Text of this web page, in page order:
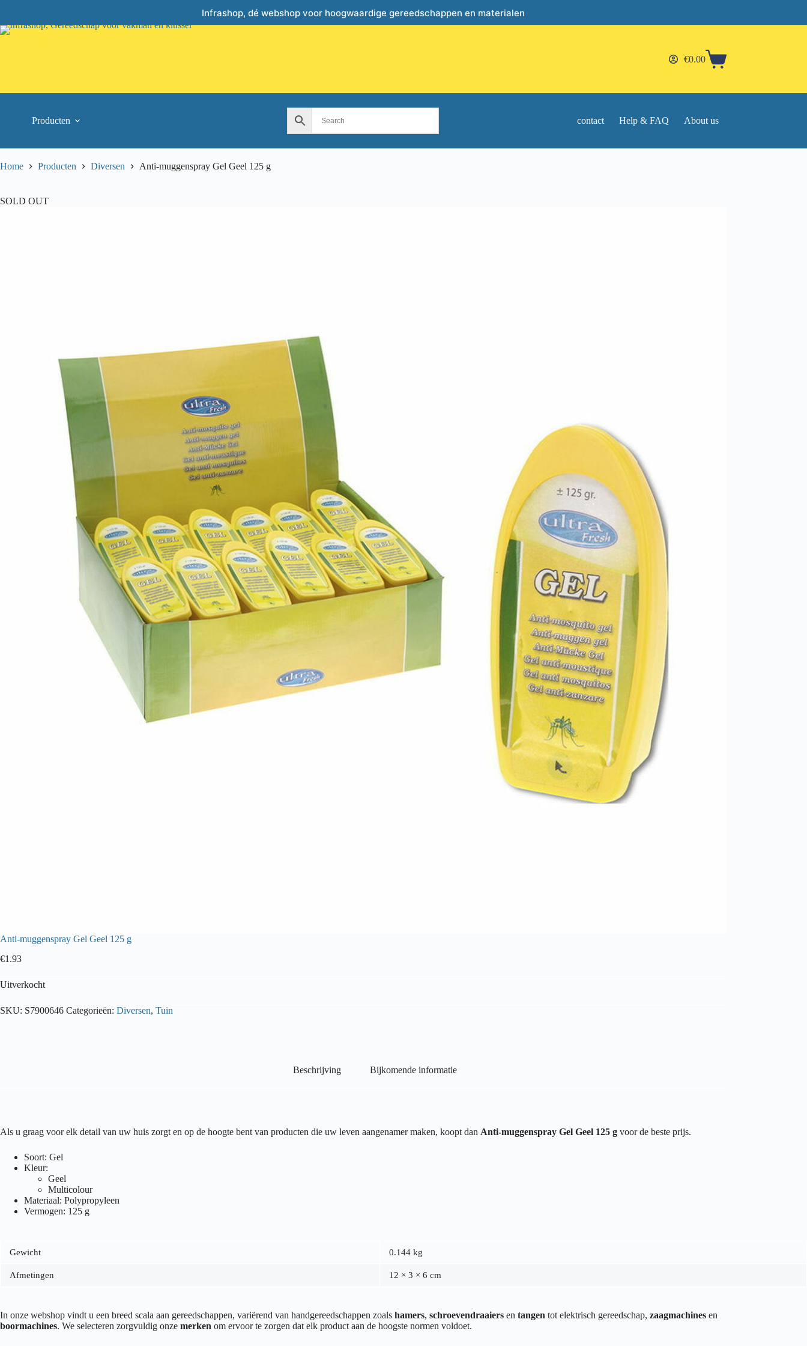
content
Infrashop, dé webshop voor hoogwaardige gereedschappen en materialen
Shopping
€0.00
Producten contact Help & FAQ About us
Home Producten Diversen Anti-muggenspray Gel Geel 125 g
SOLD OUT
Anti-muggenspray Gel Geel 125 g
€1.93
Uitverkocht
SKU: S7900646 Categorieën: Diversen, Tuin
Beschrijving Bijkomende informatie
Als u graag voor elk detail van uw huis zorgt en op de hoogte bent van producten die uw leven aangenamer maken, koopt dan Anti-muggenspray Gel Geel 125 g voor de beste prijs.
Soort: Gel
Kleur:
Geel
Multicolour
Materiaal: Polypropyleen
Vermogen: 125 g
Gewicht 0.144 kg
Afmetingen 12 × 3 × 6 cm
In onze webshop vindt u een breed scala aan gereedschappen, variërend van handgereedschappen zoals hamers, schroevendraaiers en tangen tot elektrisch gereedschap, zaagmachines en
boormachines. We selecteren zorgvuldig onze merken om ervoor te zorgen dat elk product aan de hoogste normen voldoet.